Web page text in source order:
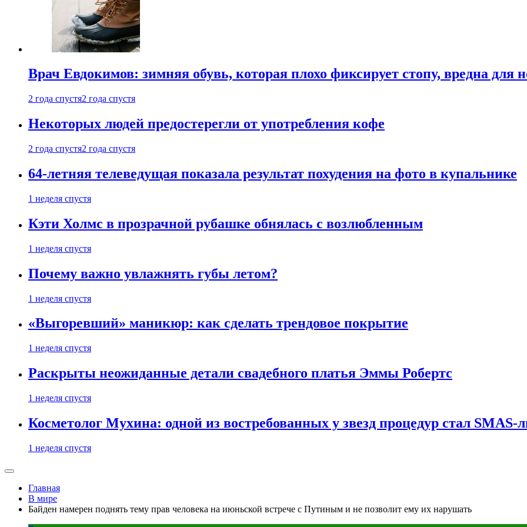
Врач Евдокимов: зимняя обувь, которая плохо фиксирует стопу, вредна для
2 года спустя2 года спустя
Некоторых людей предостерегли от употребления кофе
2 года спустя2 года спустя
64-летняя телеведущая показала результат похудения на фото в купальнике
1 неделя спустя
Кэти Холмс в прозрачной рубашке обнялась с возлюбленным
1 неделя спустя
Почему важно увлажнять губы летом?
1 неделя спустя
«Выгоревший» маникюр: как сделать трендовое покрытие
1 неделя спустя
Раскрыты неожиданные детали свадебного платья Эммы Робертс
1 неделя спустя
Косметолог Мухина: одной из востребованных у звезд процедур стал SMAS-
1 неделя спустя
Главная
В мире
Байден намерен поднять тему прав человека на июньской встрече с Путиным и не позволит ему их нарушать